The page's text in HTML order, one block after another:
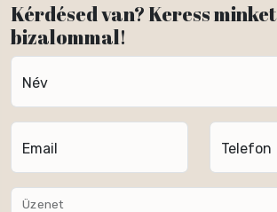
Kérdésed van? Keress minket
bizalommal!
Név
Email Telefon
Üzenet